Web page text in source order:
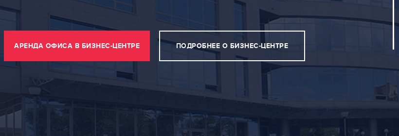
АРЕНДА ОФИСА В БИЗНЕС-ЦЕНТРЕ ПОДРОБНЕЕ О БИЗНЕС-ЦЕНТРЕ